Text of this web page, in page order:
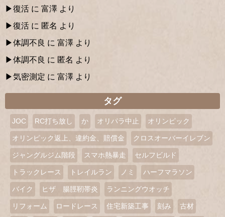
復活 に 富澤 より
復活 に 匿名 より
体調不良 に 富澤 より
体調不良 に 匿名 より
気密測定 に 富澤 より
タグ
JOC RC打ち放し か オリパラ中止 オリンピック
オリンピック返上、違約金、賠償金 クロスオーバーイレブン
ジャングルジム階段 スマホ熱暴走 セルフビルド
トラックレース トレイルラン ノミ ハーフマラソン
バイク ヒザ 腸脛靭帯炎 ランニングウオッチ
リフォーム ロードレース 住宅新築工事 刻み 古材